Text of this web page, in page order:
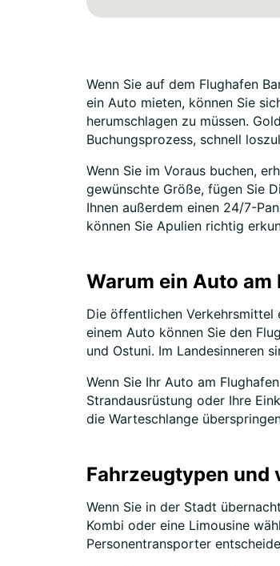
Wenn Sie auf dem Flughafen
ein Auto mieten, können Sie
herumschlagen zu müssen.
Buchungsprozess, schnell
Wenn Sie im Voraus buchen,
gewünschte Größe, fügen Sie
Ihnen außerdem einen 24/7-
können Sie Apulien richtig
Warum ein Auto am
Die öffentlichen Verkehrsmittel
einem Auto können Sie den
und Ostuni. Im Landesinneren
Wenn Sie Ihr Auto am
Strandausrüstung oder Ihre
die Warteschlange
Fahrzeugtypen und
Wenn Sie in der Stadt
Kombi oder eine Limousine
Personentransporter